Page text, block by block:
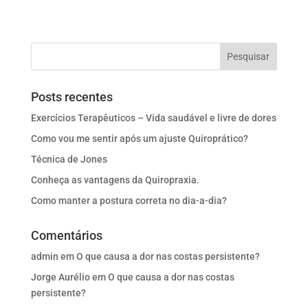
Posts recentes
Exercícios Terapêuticos – Vida saudável e livre de dores
Como vou me sentir após um ajuste Quiroprático?
Técnica de Jones
Conheça as vantagens da Quiropraxia.
Como manter a postura correta no dia-a-dia?
Comentários
admin emO que causa a dor nas costas persistente?
Jorge AurélioemO que causa a dor nas costas
persistente?